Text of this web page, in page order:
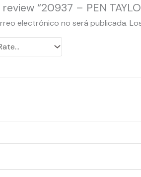
“20937 – PEN
electrónico no será publicada.